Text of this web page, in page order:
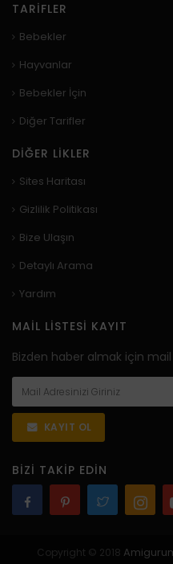
TARIFLER
Bebekler
Hayvanlar
Bebekler İçin
Diğer Tarifler
DIĞER LIKLER
Sites Haritası
Gizlilik Politikası
Bize Ulaşın
Detaylı Arama
Yardım
MAIL LISTESI KAYIT
Bizden haber almak için
KAYIT OL
BIZI TAKIP EDIN
Copyright © 2018